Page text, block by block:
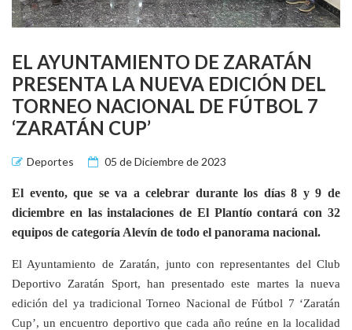
EL AYUNTAMIENTO DE ZARATÁN
PRESENTA LA NUEVA EDICIÓN DEL
TORNEO NACIONAL DE FÚTBOL 7
‘ZARATÁN CUP’
Deportes 05 de Diciembre de 2023
El evento, que se va a celebrar durante los días 8 y 9 de
diciembre en las instalaciones de El Plantío contará con 32
equipos de categoría Alevín de todo el panorama nacional.
El Ayuntamiento de Zaratán, junto con representantes del Club
Deportivo Zaratán Sport, han presentado este martes la nueva
edición del ya tradicional Torneo Nacional de Fútbol 7 ‘Zaratán
Cup’, un encuentro deportivo que cada año reúne en la localidad